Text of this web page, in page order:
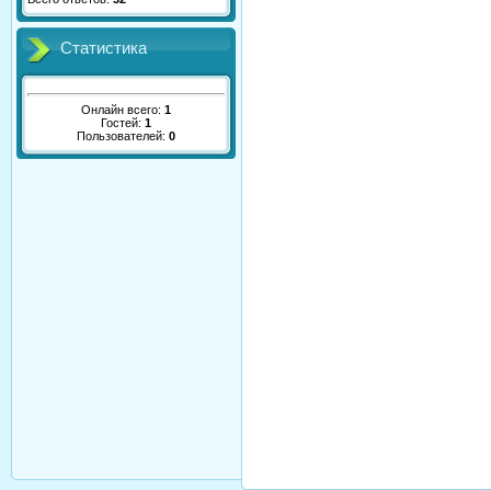
Статистика
Онлайн всего: 1
Гостей: 1
Пользователей: 0